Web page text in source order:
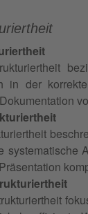
in der
systematische